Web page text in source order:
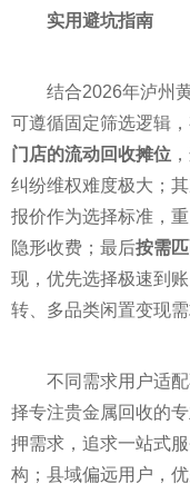
实用避坑指南
结合2026年泸州
可遵循固定筛选逻辑
门店的流动回收摊位
纠纷维权难度极大；
报价作为选择标准，
隐形收费；最后按需
现，优先选择极速到
转、多品类闲置变现
不同需求用户适
择专注贵金属回收的
押需求，追求一站式
构；县域偏远用户，